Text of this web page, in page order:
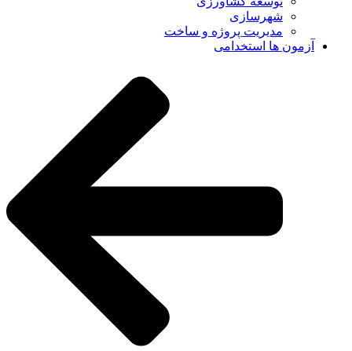
شهرسازی
مدیریت پروژه و ساخت
آزمون ها استخدامی